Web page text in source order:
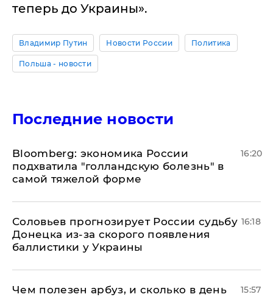
теперь до Украины».
Владимир Путин Новости России Политика
Польша - новости
Последние новости
Bloomberg: экономика России
подхватила "голландскую болезнь" в
самой тяжелой форме
16:20
Соловьев прогнозирует России судьбу
Донецка из-за скорого появления
баллистики у Украины
16:18
Чем полезен арбуз, и сколько в день
15:57